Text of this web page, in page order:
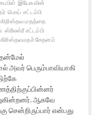
இயேசுவின்
பொய் சட்டம்பி
கிறிஸ்தவ மதத்தை
ஸ்ரீலஸ்ரீ சட்டம்பி
கிரிஸ்தவமதச் சேதனம்
பெரும்பாவியாகி
ஆகவே
சென்றிருப்பார் என்பது